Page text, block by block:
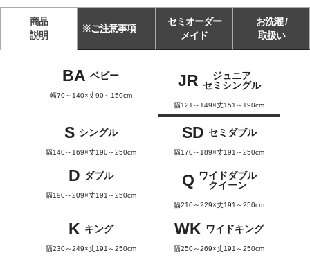
商品
説明
※ご注意事項
セミオーダー
メイド
お洗濯 /
取扱い
BA ベビー
幅70～140×丈90～150cm
JR
ジュニア
セミシングル
幅121～149×丈151～190cm
S シングル
幅140～169×丈190～250cm
SD セミダブル
幅170～189×丈191～250cm
D ダブル
幅190～209×丈191～250cm
Q ワイドダブル
クイーン
幅210～229×丈191～250cm
K キング
幅230～249×丈191～250cm
WK ワイドキング
幅250～269×丈191～250cm